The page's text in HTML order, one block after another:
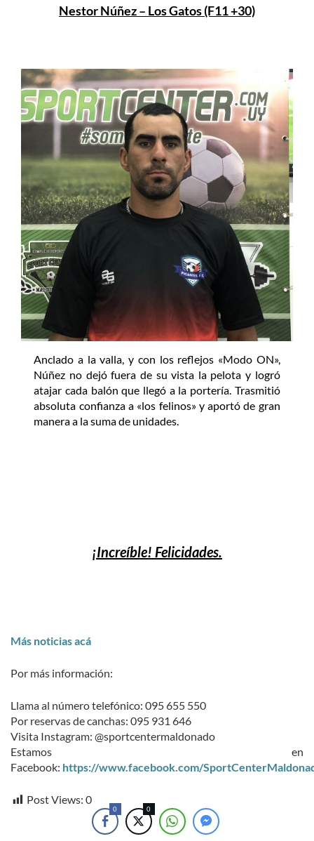
Nestor Núñez – Los Gatos (F11 +30)
Anclado a la valla, y con los reflejos «Modo ON»,
Núñez no dejó fuera de su vista la pelota y logró
atajar cada balón que llegó a la portería. Trasmitió
absoluta confianza a «los felinos» y aportó de gran
manera a la suma de unidades.
¡Increíble! Felicidades.
Más noticias acá
Por más información:
Llama al número telefónico: 095 655 550
Por reservas de canchas: 095 931 646
Visita Instagram: @sportcentermaldonado
Estamos en
Facebook: https://www.facebook.com/
Post Views: 0
0 0